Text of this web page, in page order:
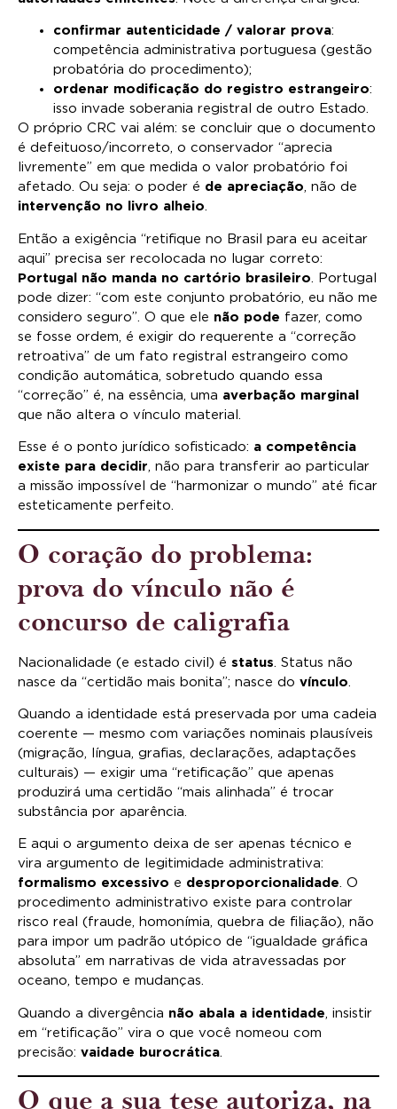
confirmar autenticidade / valorar prova:
competência administrativa portuguesa (gestão
probatória do procedimento);
ordenar modificação do registro estrangeiro:
isso invade soberania registral de outro Estado.
O próprio CRC vai além: se concluir que o documento
é defeituoso/incorreto, o conservador “aprecia
livremente” em que medida o valor probatório foi
afetado. Ou seja: o poder é de apreciação, não de
intervenção no livro alheio.
Então a exigência “retifique no Brasil para eu aceitar
aqui” precisa ser recolocada no lugar correto:
Portugal não manda no cartório brasileiro . Portugal
pode dizer: “com este conjunto probatório, eu não me
considero seguro”. O que ele não pode fazer, como
se fosse ordem, é exigir do requerente a “correção
retroativa” de um fato registral estrangeiro como
condição automática, sobretudo quando essa
“correção” é, na essência, uma averbação marginal
que não altera o vínculo material.
Esse é o ponto jurídico sofisticado: a competência
existe para decidir, não para transferir ao particular
a missão impossível de “harmonizar o mundo” até ficar
esteticamente perfeito.
O coração do problema:
prova do vínculo não é
concurso de caligrafia
Nacionalidade (e estado civil) é status . Status não
nasce da “certidão mais bonita”; nasce do vínculo
Quando a identidade está preservada por uma cadeia
coerente — mesmo com variações nominais plausíveis
(migração, língua, grafias, declarações, adaptações
culturais) — exigir uma “retificação” que apenas
produzirá uma certidão “mais alinhada” é trocar
substância por aparência.
E aqui o argumento deixa de ser apenas técnico e
vira argumento de legitimidade administrativa:
formalismo excessivo e desproporcionalidade. O
procedimento administrativo existe para controlar
risco real (fraude, homonímia, quebra de filiação), não
para impor um padrão utópico de “igualdade gráfica
absoluta” em narrativas de vida atravessadas por
oceano, tempo e mudanças.
Quando a divergência não abala a identidade , insistir
em “retificação” vira o que você nomeou com
precisão: vaidade burocrática
O que a sua tese autoriza, na